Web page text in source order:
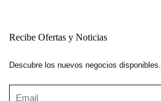
Recibe Ofertas y Noticias
Descubre los nuevos negocios disponibles.